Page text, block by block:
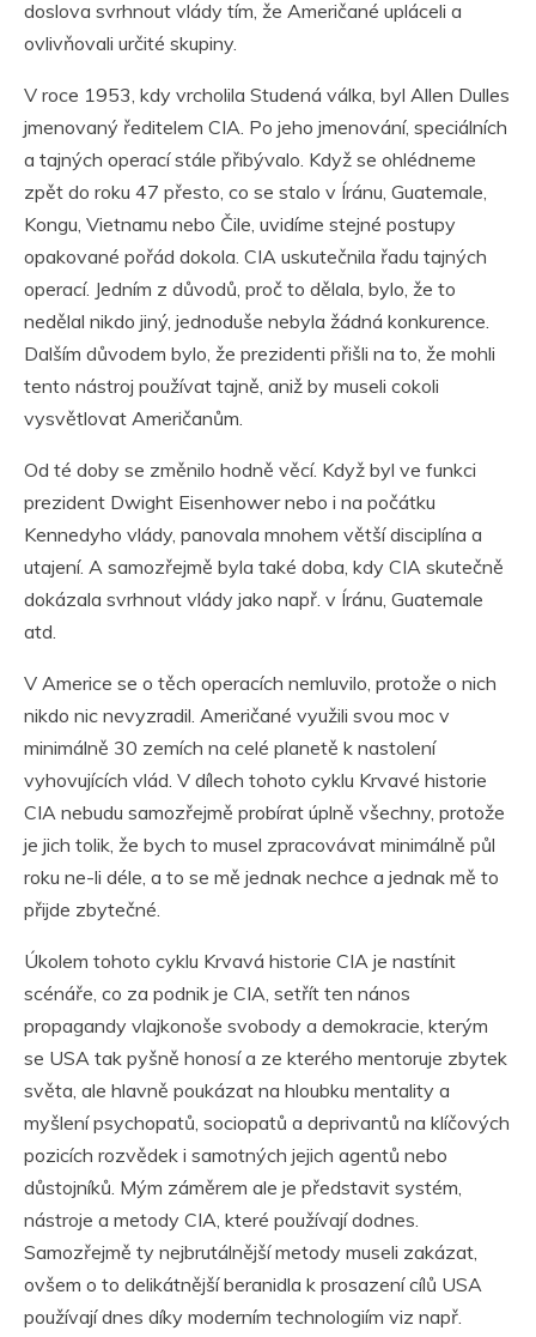
doslova svrhnout vlády tím, že Američané upláceli a
ovlivňovali určité skupiny.
V roce 1953, kdy vrcholila Studená válka, byl Allen Dulles
jmenovaný ředitelem CIA. Po jeho jmenování, speciálních
a tajných operací stále přibývalo. Když se ohlédneme
zpět do roku 47 přesto, co se stalo v Íránu, Guatemale,
Kongu, Vietnamu nebo Čile, uvidíme stejné postupy
opakované pořád dokola. CIA uskutečnila řadu tajných
operací. Jedním z důvodů, proč to dělala, bylo, že to
nedělal nikdo jiný, jednoduše nebyla žádná konkurence.
Dalším důvodem bylo, že prezidenti přišli na to, že mohli
tento nástroj používat tajně, aniž by museli cokoli
vysvětlovat Američanům.
Od té doby se změnilo hodně věcí. Když byl ve funkci
prezident Dwight Eisenhower nebo i na počátku
Kennedyho vlády, panovala mnohem větší disciplína a
utajení. A samozřejmě byla také doba, kdy CIA skutečně
dokázala svrhnout vlády jako např. v Íránu, Guatemale
atd.
V Americe se o těch operacích nemluvilo, protože o nich
nikdo nic nevyzradil. Američané využili svou moc v
minimálně 30 zemích na celé planetě k nastolení
vyhovujících vlád. V dílech tohoto cyklu Krvavé historie
CIA nebudu samozřejmě probírat úplně všechny, protože
je jich tolik, že bych to musel zpracovávat minimálně půl
roku ne-li déle, a to se mě jednak nechce a jednak mě to
přijde zbytečné.
Úkolem tohoto cyklu Krvavá historie CIA je nastínit
scénáře, co za podnik je CIA, setřít ten nános
propagandy vlajkonoše svobody a demokracie, kterým
se USA tak pyšně honosí a ze kterého mentoruje zbytek
světa, ale hlavně poukázat na hloubku mentality a
myšlení psychopatů, sociopatů a deprivantů na klíčových
pozicích rozvědek i samotných jejich agentů nebo
důstojníků. Mým záměrem ale je představit systém,
nástroje a metody CIA, které používají dodnes.
Samozřejmě ty nejbrutálnější metody museli zakázat,
ovšem o to delikátnější beranidla k prosazení cílů USA
používají dnes díky moderním technologiím viz např.